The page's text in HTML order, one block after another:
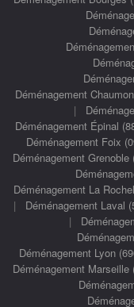
Déménagement
|
Déménagement Épinal
Déménagement Foix
Déménagement Grenoble
Déménagement La
| Déménagement Laval
|
Déménagement Lyon
Déménagement Marseille